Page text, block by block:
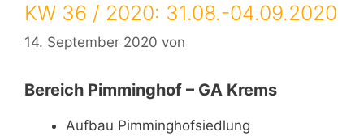
KW 36 / 2020: 31.08.-04.09.2020
14. September 2020 von
Bereich Pimminghof – GA Krems
Aufbau Pimminghofsiedlung